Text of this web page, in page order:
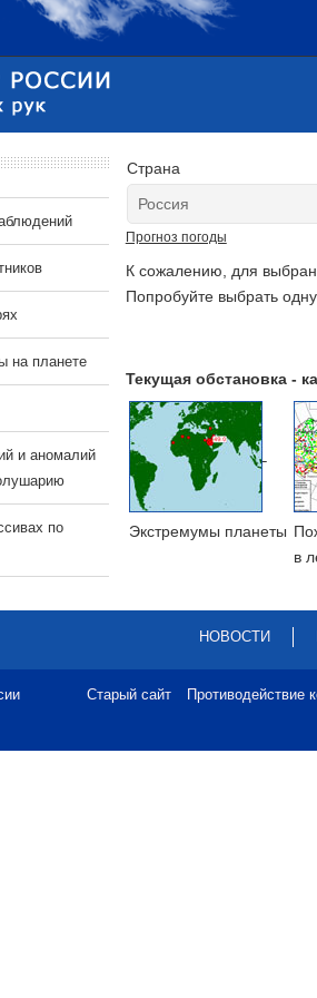
Страна
Прогноз погоды
К сожалению, для
Попробуйте выбрать
Текущая обстановка -
Экстремумы планеты
в
на планете
и аномалий
по
НОВОСТИ
Старый сайт Противодействие